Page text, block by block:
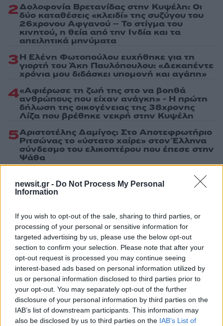
newsit.gr - Do Not Process My Personal
Information
If you wish to opt-out of the sale, sharing to third parties, or
processing of your personal or sensitive information for
targeted advertising by us, please use the below opt-out
section to confirm your selection. Please note that after your
opt-out request is processed you may continue seeing
interest-based ads based on personal information utilized by
us or personal information disclosed to third parties prior to
your opt-out. You may separately opt-out of the further
disclosure of your personal information by third parties on the
IAB’s list of downstream participants. This information may
also be disclosed by us to third parties on the IAB’s List of
2Δολοφονία Βρετανίδας στην Κυψέλη: Οι
δύο καταθέσεις «κλειδί» της συζύγου του
26χρονου Αφγανού – Το στίγμα του
κινητού, η θεία από την Ινδία και τα
απειλητικά μηνύματα
3Η Ελένη Φωτοπούλου ευχήθηκε για τη
γιορτή του Άκη Παυλόπουλου: «Δεκαπέντε
χρόνια μου διδάσκει υπομονή και αγάπη»
4«Αφιέρωσε τη ζωή της στο να βοηθά
ανθρώπους που είχαν ανάγκη» - Η πρώτη
δήλωση της οικογένειας της 38χρονης
Λίζα που βρέθηκε νεκρή στην Κυψέλη
5Αριστοτέλης Δαμίγος: Στο Αποτεφρωτήριο
Ριτσώνας το «ύστατο χαίρε» στον Έλληνα
σύνδεσμο του ελικοπτέρου που έπεσε στην
Ψάθα
Πιο σχολιασμένα
198 Μητσοτάκης στην υπογραφή συμφωνίας
για την ηλεκτρική διασύνδεση Ελλάδας –
Κύπρου: «Ισχυρή ψήφος εμπιστοσύνης» η
είσοδος της Meridiam στην GSI
184 Έφυγαν οι συνεργάτες, μένει η Μαρία
Καρυστιανού - Η επόμενη μέρα για την
«Ελπίδα για τη Δημοκρατία»
128 Canadair 515: Οι πρώτες εικόνες από την
κατασκευή του αεροσκάφους που θα
επιχειρεί και τη νύχτα στα μέτωπα της
φωτιάς